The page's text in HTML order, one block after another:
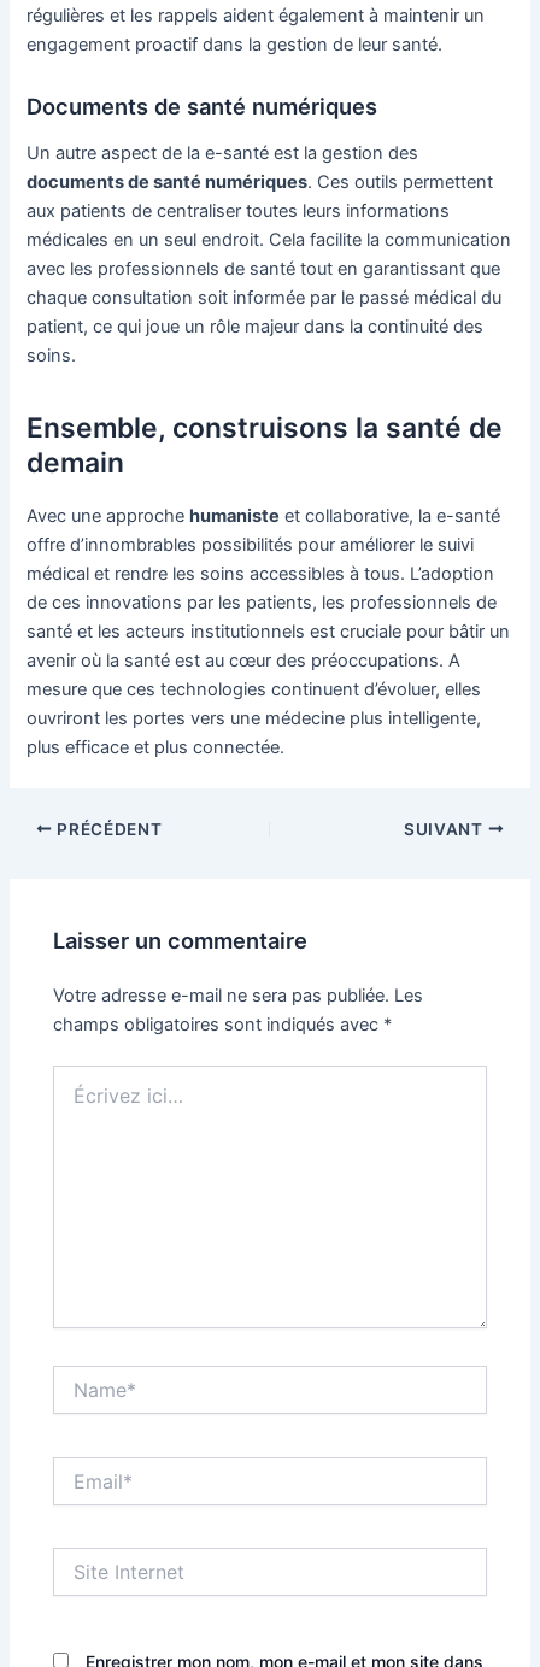
régulières et les rappels aident également à maintenir un
engagement proactif dans la gestion de leur santé.
Documents de santé numériques
Un autre aspect de la e-santé est la gestion des
documents de santé numériques. Ces outils permettent
aux patients de centraliser toutes leurs informations
médicales en un seul endroit. Cela facilite la communication
avec les professionnels de santé tout en garantissant que
chaque consultation soit informée par le passé médical du
patient, ce qui joue un rôle majeur dans la continuité des
soins.
Ensemble, construisons la santé de
demain
Avec une approchehumaniste et collaborative, la e-santé
offre d’innombrables possibilités pour améliorer le suivi
médical et rendre les soins accessibles à tous. L’adoption
de ces innovations par les patients, les professionnels de
santé et les acteurs institutionnels est cruciale pour bâtir un
avenir où la santé est au cœur des préoccupations. A
mesure que ces technologies continuent d’évoluer, elles
ouvriront les portes vers une médecine plus intelligente,
plus efficace et plus connectée.
NavigationPRÉCÉDENT SUIVANT
Laisser un commentaire
Votre adresse e-mail ne sera pas publiée. Les
champs obligatoires sont indiqués avec *
ici…
Internet
Enregistrer mon nom, mon e-mail et mon site dans